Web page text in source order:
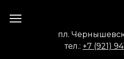
пл.
тел.: +7 (921)